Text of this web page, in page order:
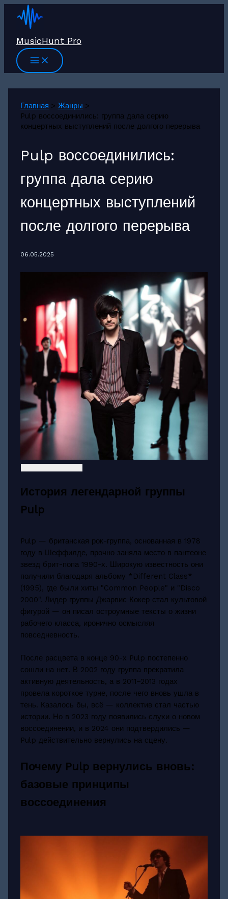
Перейти
MusicHunt Pro
Главная
Жанры
Pulp воссоединились: группа дала серию
концертных выступлений после долгого перерыва
Pulp воссоединились:
группа дала серию
концертных выступлений
после долгого перерыва
06.05.2025
История легендарной группы
Pulp
Pulp — британская рок-группа, основанная в 1978
году в Шеффилде, прочно заняла место в пантеоне
звезд брит-попа 1990-х. Широкую известность они
получили благодаря альбому *Different Class*
(1995), где были хиты "Common People" и "Disco
2000". Лидер группы Джарвис Кокер стал культовой
фигурой — он писал остроумные тексты о жизни
рабочего класса, иронично осмысляя
повседневность.
После расцвета в конце 90-х Pulp постепенно
сошли на нет. В 2002 году группа прекратила
активную деятельность, а в 2011–2013 годах
провела короткое турне, после чего вновь ушла в
тень. Казалось бы, всё — коллектив стал частью
истории. Но в 2023 году появились слухи о новом
воссоединении, и в 2024 они подтвердились —
Pulp действительно вернулись на сцену.
Почему Pulp вернулись вновь:
базовые принципы
воссоединения